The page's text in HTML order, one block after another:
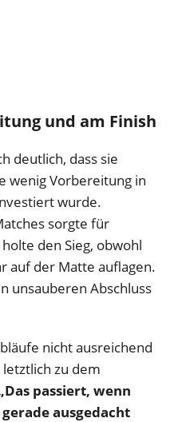
und am Finish
deutlich, dass sie
wenig Vorbereitung in
wurde.
sorgte für
den Sieg, obwohl
auf der Matte auflagen.
unsauberen Abschluss
nicht ausreichend
zu dem
passiert, wenn
ausgedacht